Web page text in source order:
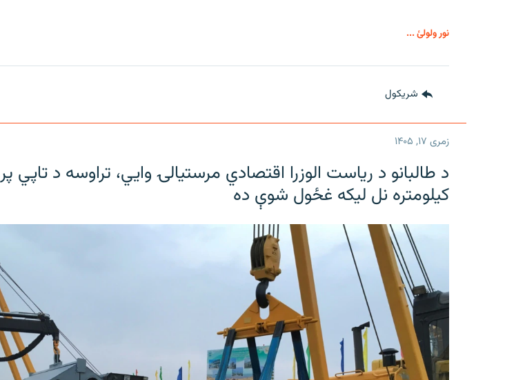
نور ولولئ ...
شريکول
زمری ۱۷, ۱۴۰۵
کیلومتره نل لیکه غځول شوې ده